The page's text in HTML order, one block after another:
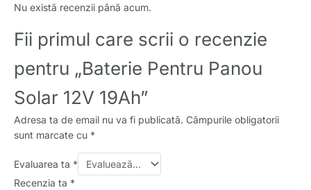
Nu există recenzii până acum.
Fii primul care scrii o recenzie
pentru „Baterie Pentru Panou
Solar 12V 19Ah”
Adresa ta de email nu va fi publicată. Câmpurile obligatorii
sunt marcate cu *
Evaluarea ta *
Recenzia ta *